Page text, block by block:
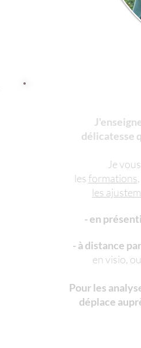
délicatesse
Je
les formations
les
-en
- à distance
en visio,
Pour les
déplace